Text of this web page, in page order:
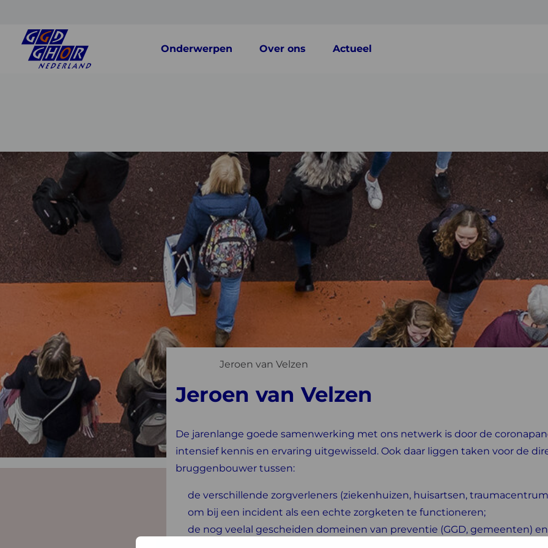
Onderwerpen Over ons Actueel
Jeroen van Velzen
Jeroen van Velzen
De jarenlange goede samenwerking met ons netwerk is door de
intensief kennis en ervaring uitgewisseld. Ook daar liggen taken voor de
bruggenbouwer tussen:
de verschillende zorgverleners (ziekenhuizen, huisartsen,
om bij een incident als een echte zorgketen te functioneren;
de nog veelal gescheiden domeinen van preventie (GGD, gemeenten)